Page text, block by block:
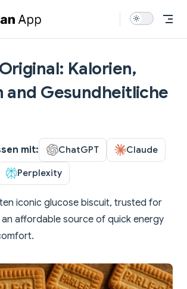
Kalorien,
and Gesundheitliche
mit: ChatGPT Claude
Perplexity
iconic glucose biscuit, trusted for
affordable source of quick energy